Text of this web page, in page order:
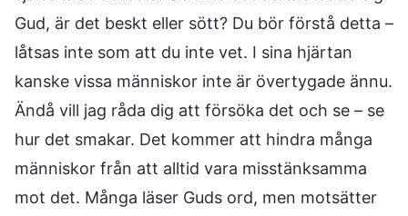
Gud, är det beskt eller sött? Du bör förstå detta –
låtsas inte som att du inte vet. I sina hjärtan
kanske vissa människor inte är övertygade ännu.
Ändå vill jag råda dig att försöka det och se – se
hur det smakar. Det kommer att hindra många
människor från att alltid vara misstänksamma
mot det. Många läser Guds ord, men motsätter